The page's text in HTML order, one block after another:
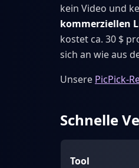
kein Video und
kommerziellen
kostet ca. 30 $
sich an wie aus
Unsere PicPick-
Schnelle
Tool